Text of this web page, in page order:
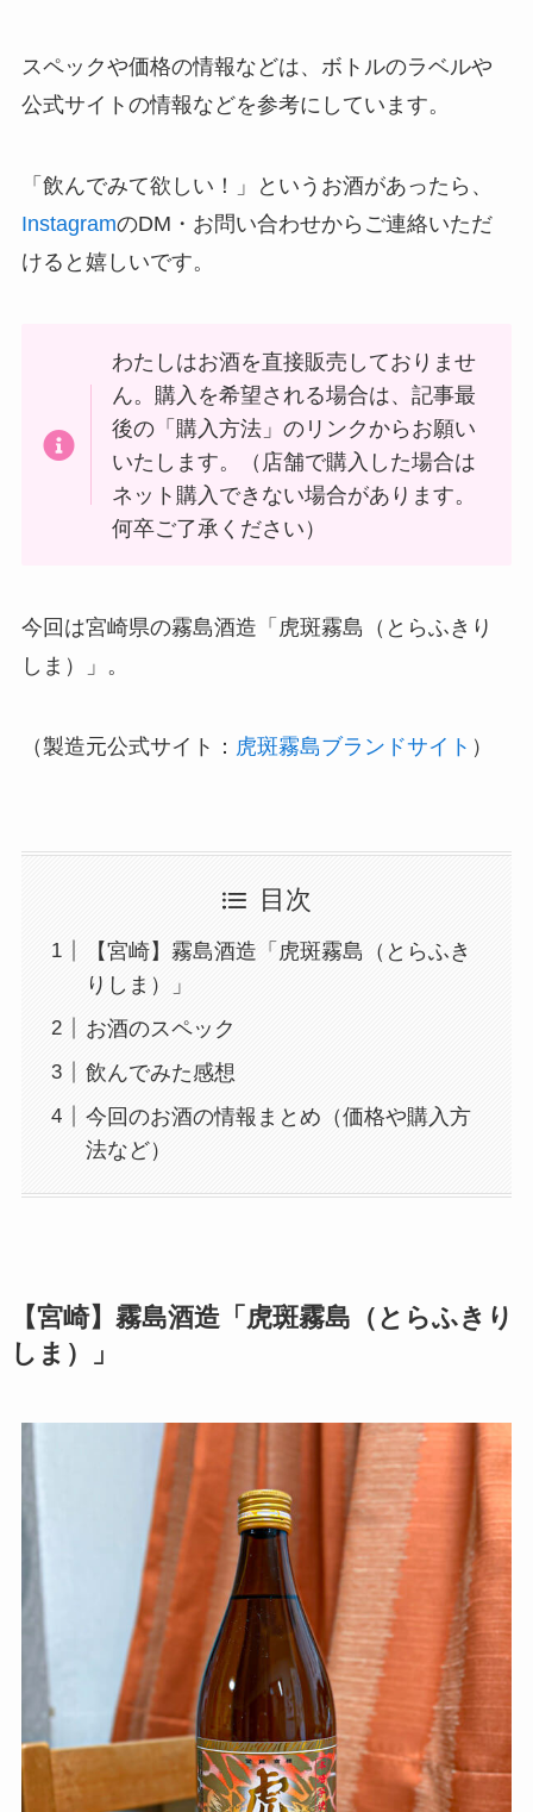
スペックや価格の情報などは、ボトルのラベルや
公式サイトの情報などを参考にしています。
「飲んでみて欲しい！」というお酒があったら、
InstagramのDM・お問い合わせからご連絡いただ
けると嬉しいです。
わたしはお酒を直接販売しておりませ
ん。購入を希望される場合は、記事最
後の「購入方法」のリンクからお願い
いたします。（店舗で購入した場合は
ネット購入できない場合があります。
何卒ご了承ください）
今回は宮崎県の霧島酒造「虎斑霧島（とらふきり
しま）」。
（製造元公式サイト： 虎斑霧島ブランドサイト ）
目次
【宮崎】霧島酒造「虎斑霧島（とらふき
りしま）」
お酒のスペック
飲んでみた感想
今回のお酒の情報まとめ（価格や購入方
法など）
【宮崎】霧島酒造「虎斑霧島（とらふきり
しま）」